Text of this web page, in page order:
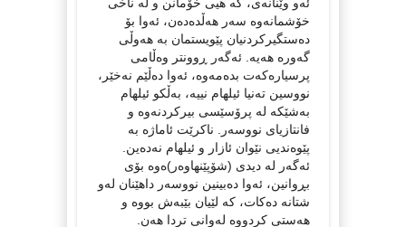
خۆشمانەوە سەر هەڵدەدەن، ئەوا بۆ
دەستگیرکردنیان پێویستمان بە هەوڵی
گەورە هەیە. ئەگەر ڕوونتر وەڵامی
پرسیارەکەت بدەمەوە، ئەوا دەڵێم نەخێر،
نووسین تەنیا ئیلهام نییە، بەڵکو ئیلهام
بەشێکە لە پرۆسێسی بیرکردنەوە و
فانتازیای نووسەر. ناکرێت ئاماژە بە
پێوەندیی نێوان ئازار و ئیلهام نەدەین.
ئەگەر لە دیدی (شۆپێنهاوەر)ەوە بۆی
بڕوانین، ئەوا دەبینین نووسەر داهێنان لەو
شتانە دەکات، کە لێیان بێبەش بووە و
هەستی کردووە لەوانی تردا هەن.